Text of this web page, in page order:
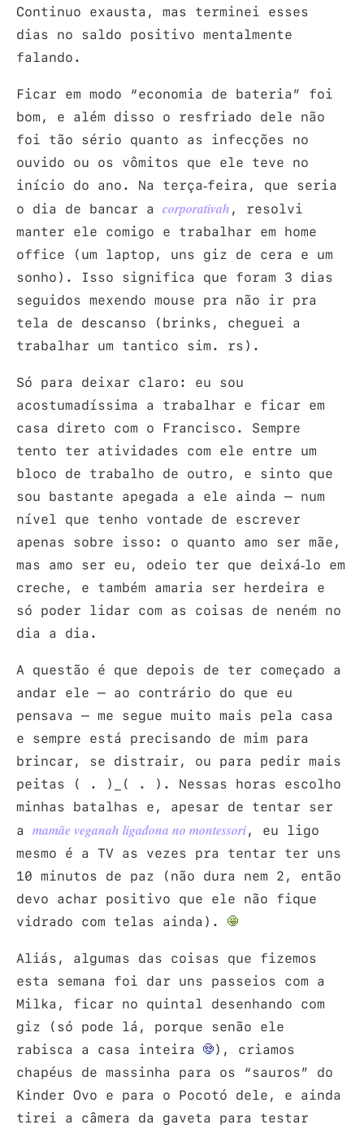
Continuo exausta, mas terminei esses
dias no saldo positivo mentalmente
falando.
Ficar em modo “economia de bateria” foi
bom, e além disso o resfriado dele não
foi tão sério quanto as infecções no
ouvido ou os vômitos que ele teve no
início do ano. Na terça-feira, que seria
o dia de bancar a corporativah, resolvi
manter ele comigo e trabalhar em home
office (um laptop, uns giz de cera e um
sonho). Isso significa que foram 3 dias
seguidos mexendo mouse pra não ir pra
tela de descanso (brinks, cheguei a
trabalhar um tantico sim. rs).
Só para deixar claro: eu sou
acostumadíssima a trabalhar e ficar em
casa direto com o Francisco. Sempre
tento ter atividades com ele entre um
bloco de trabalho de outro, e sinto que
sou bastante apegada a ele ainda – num
nível que tenho vontade de escrever
apenas sobre isso: o quanto amo ser mãe,
mas amo ser eu, odeio ter que deixá-lo em
creche, e também amaria ser herdeira e
só poder lidar com as coisas de neném no
dia a dia.
A questão é que depois de ter começado a
andar ele – ao contrário do que eu
pensava – me segue muito mais pela casa
e sempre está precisando de mim para
brincar, se distrair, ou para pedir mais
peitas ( . )_( . ). Nessas horas escolho
minhas batalhas e, apesar de tentar ser
a mamãe veganah ligadona no montessori, eu ligo
mesmo é a TV as vezes pra tentar ter uns
10 minutos de paz (não dura nem 2, então
devo achar positivo que ele não fique
vidrado com telas ainda).
Aliás, algumas das coisas que fizemos
esta semana foi dar uns passeios com a
Milka, ficar no quintal desenhando com
giz (só pode lá, porque senão ele
rabisca a casa inteira
), criamos
chapéus de massinha para os “sauros” do
Kinder Ovo e para o Pocotó dele, e ainda
tirei a câmera da gaveta para testar